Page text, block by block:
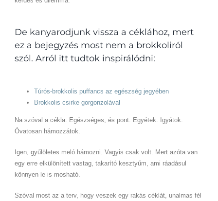
De kanyarodjunk vissza a céklához, mert
ez a bejegyzés most nem a brokkoliról
szól. Arról itt tudtok inspirálódni:
Túrós-brokkolis puffancs az egészség jegyében
Brokkolis csirke gorgonzolával
Na szóval a cékla. Egészséges, és pont. Egyétek. Igyátok.
Óvatosan hámozzátok.
Igen, gyűlöletes meló hámozni. Vagyis csak volt. Mert azóta van
egy erre elkülönített vastag, takarító kesztyűm, ami ráadásul
könnyen le is mosható.
Szóval most az a terv, hogy veszek egy rakás céklát, unalmas fél